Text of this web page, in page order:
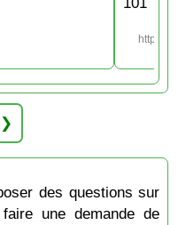
https://
❯
des questions sur
une demande de